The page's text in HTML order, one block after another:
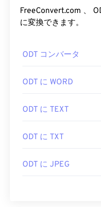
FreeConvert.com 、 ODTファイルを次の他の形式
に変換できます。
ODT コンバータ
ODT に WORD
ODT に TEXT
ODT に TXT
ODT に JPEG